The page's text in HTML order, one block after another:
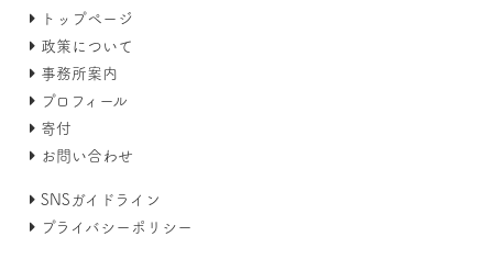
トップページ
政策について
事務所案内
プロフィール
寄付
お問い合わせ
SNSガイドライン
プライバシーポリシー